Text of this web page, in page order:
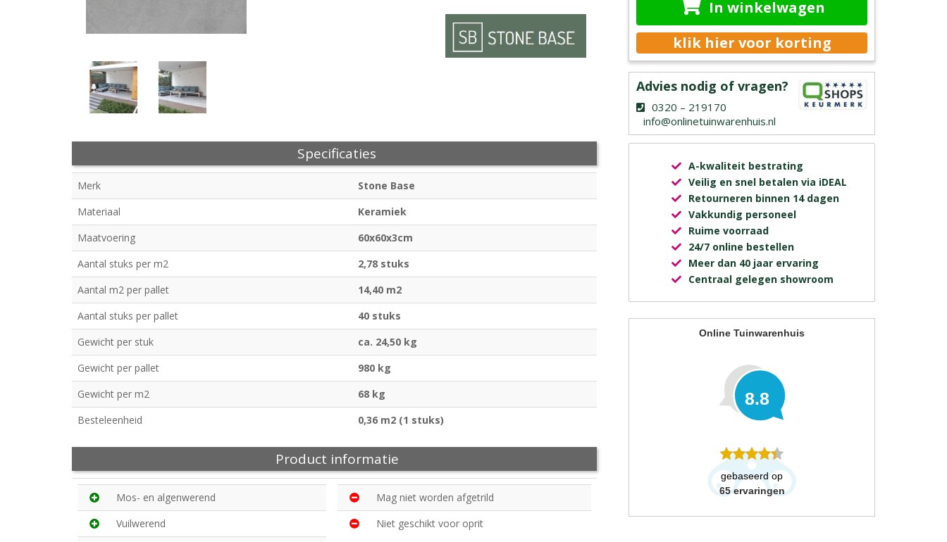
Specificaties
Merk
Stone Base
Materiaal
Keramiek
Maatvoering
60x60x3cm
Aantal stuks per m2
2,78 stuks
Aantal m2 per pallet
14,40 m2
Aantal stuks per pallet
40 stuks
Gewicht per stuk
ca. 24,50 kg
Gewicht per pallet
980 kg
Gewicht per m2
68 kg
Besteleenheid
0,36 m2 (1 stuks)
Product informatie
Mos- en algenwerend
Vuilwerend
Mag niet worden afgetrild
Niet geschikt voor oprit
In winkelwagen
klik hier voor korting
Advies nodig of vragen?
0320 – 219170
info@onlinetuinwarenhuis.nl
A-kwaliteit bestrating
Veilig en snel betalen via iDEAL
Retourneren binnen 14 dagen
Vakkundig personeel
Ruime voorraad
24/7 online bestellen
Meer dan 40 jaar ervaring
Centraal gelegen showroom
Online Tuinwarenhuis
8.8
gebaseerd op
65 ervaringen